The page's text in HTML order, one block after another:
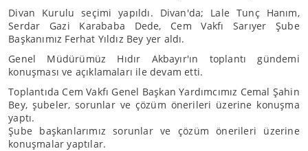
Divan Kurulu seçimi yapıldı. Divan'da; Lale Tunç Hanım,
Serdar Gazi Karababa Dede, Cem Vakfı Sarıyer Şube
Başkanımız Ferhat Yıldız Bey yer aldı.
Genel Müdürümüz Hıdır Akbayır'ın toplantı gündemi
konuşması ve açıklamaları ile devam etti.
Toplantıda Cem Vakfı Genel Başkan Yardımcımız Cemal Şahin
Bey, şubeler, sorunlar ve çözüm önerileri üzerine konuşma
yaptı.
Şube başkanlarımız sorunlar ve çözüm önerileri üzerine
konuşmalar yaptılar.